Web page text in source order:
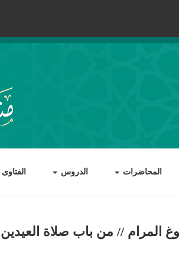
المحاضرات الدروس الفتاوى
المرام // من باب صلاة